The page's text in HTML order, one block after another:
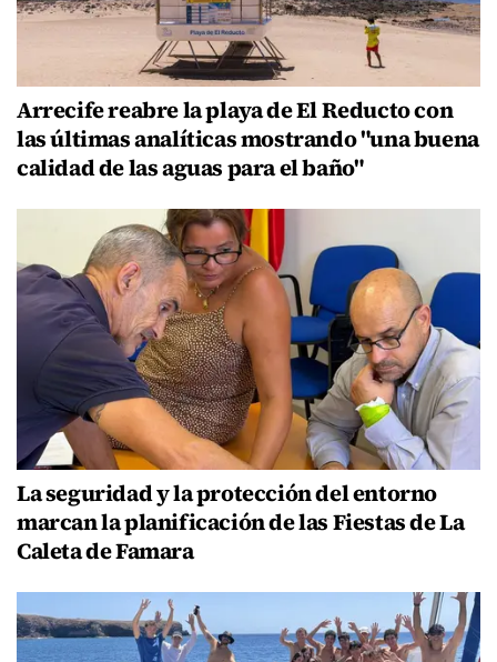
Arrecife reabre la playa de El Reducto con
las últimas analíticas mostrando "una buena
calidad de las aguas para el baño"
La seguridad y la protección del entorno
marcan la planificación de las Fiestas de La
Caleta de Famara